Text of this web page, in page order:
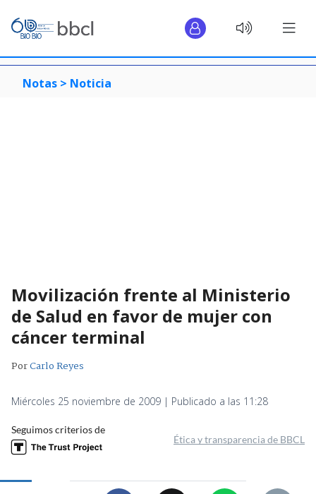
Notas > Noticia
Movilización frente al Ministerio
de Salud en favor de mujer con
cáncer terminal
PorCarlo Reyes
Miércoles 25 noviembre de 2009 | Publicado a las 11:28
Seguimos criterios de
Ética y transparencia de BBCL